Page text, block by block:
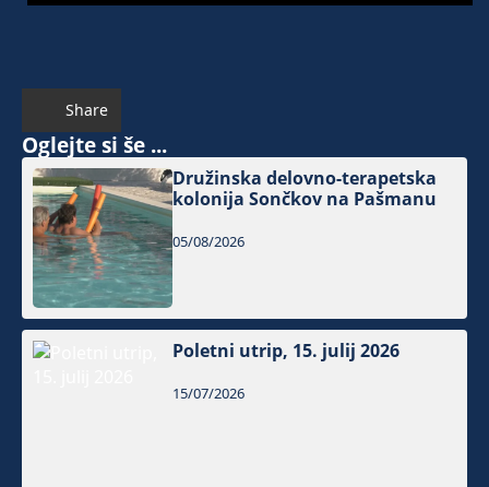
Share
Oglejte si še ...
Družinska delovno-terapetska
kolonija Sončkov na Pašmanu
05/08/2026
Poletni utrip, 15. julij 2026
15/07/2026